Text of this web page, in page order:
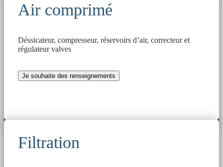
Air comprimé
Déssicateur, compresseur, réservoirs d’air, correcteur et
régulateur valves
Je souhaite des renseignements
Filtration